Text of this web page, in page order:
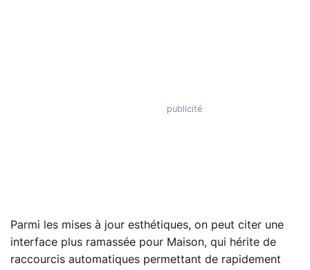
Parmi les mises à jour esthétiques, on peut citer une
interface plus ramassée pour Maison, qui hérite de
raccourcis automatiques permettant de rapidement